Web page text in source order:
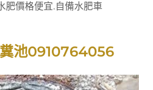
肥價格便宜.自備水肥車
池0910764056